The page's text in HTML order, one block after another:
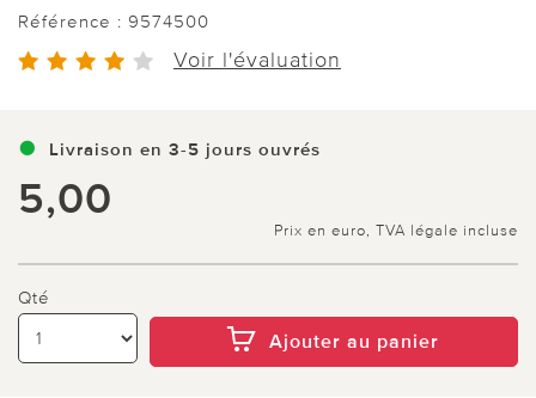
Référence : 9574500
Voir l'évaluation
Livraison en 3-5 jours ouvrés
5,00
Prix en euro, TVA légale incluse
Qté
Ajouter au panier